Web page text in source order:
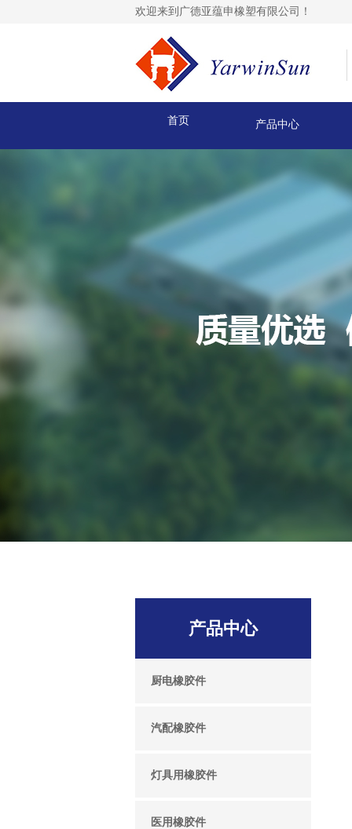
欢迎来到广德亚蕴申橡塑有限公司！
首页 产品中心
产品中心
厨电橡胶件
汽配橡胶件
灯具用橡胶件
医用橡胶件